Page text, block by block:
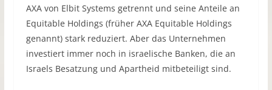
AXA von Elbit Systems getrennt und seine Anteile an
Equitable Holdings (früher AXA Equitable Holdings
genannt) stark reduziert. Aber das Unternehmen
investiert immer noch in israelische Banken, die an
Israels Besatzung und Apartheid mitbeteiligt sind.